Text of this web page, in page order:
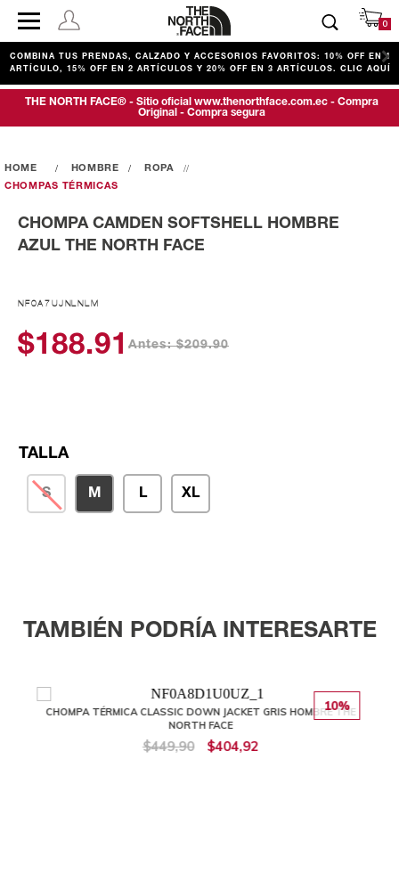
0
COMBINA TUS PRENDAS, CALZADO Y ACCESORIOS FAVORITOS: 10% OFF EN 1
ARTÍCULO, 15% OFF EN 2 ARTÍCULOS Y 20% OFF EN 3 ARTÍCULOS. CLIC AQUÍ
THE NORTH FACE® - Sitio oficial www.thenorthface.com.ec - Compra
Original - Compra segura
HOMBRE
ROPA
CHOMPAS TÉRMICAS
CHOMPA CAMDEN SOFTSHELL HOMBRE
AZUL THE NORTH FACE
NF0A7UJNLNLM
$188.91 Antes: $209.90
TALLA
S M L XL
TAMBIÉN PODRÍA INTERESARTE
10%
CHOMPA TÉRMICA CLASSIC DOWN JACKET GRIS HOMBRE THE
NORTH FACE
$449,90 $404,92